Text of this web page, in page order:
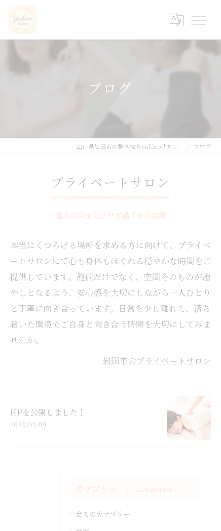
ブログ
山口県岩国市の整体ならyukicoサロン ブログ
プライベートサロン
他人の目を気にせず過ごせる空間
本当にくつろげる場所を求める方に向けて、プライベ
ートサロンにて心も身体もほぐれる穏やかな時間をご
提供しています。施術だけでなく、空間そのものが癒
やしとなるよう、安心感を大切にしながら一人ひとり
と丁寧に向き合っています。日常を少し離れて、落ち
着いた環境でご自身と向き合う時間を大切にしてみま
せんか。
岩国市のプライベートサロン
HPを公開しました！
2025/09/09
カテゴリー Categories
全てのカテゴリー